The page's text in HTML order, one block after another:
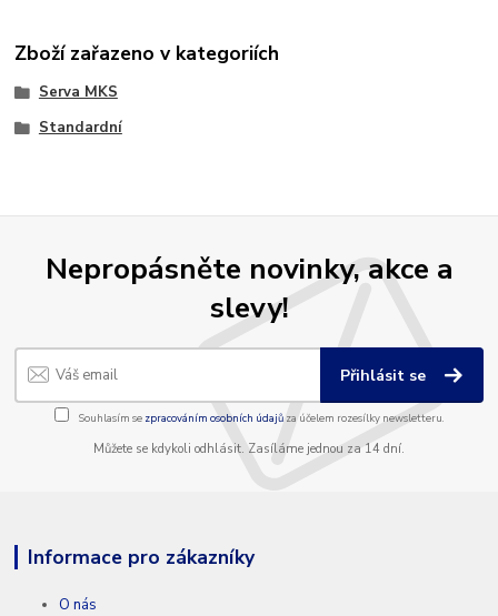
Zboží zařazeno v kategoriích
Serva MKS
Standardní
Nepropásněte novinky, akce a
slevy!
Přihlásit se
Souhlasím se zpracováním osobních údajůza účelem rozesílky newsletteru.
Můžete se kdykoli odhlásit. Zasíláme jednou za 14 dní.
Informace pro zákazníky
O nás